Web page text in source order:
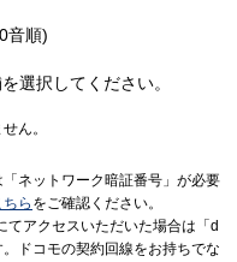
音順)
選択してください。
ん。
ネットワーク暗証番号」が必要
ちら をご確認ください。
アクセスいただいた場合は「d
ドコモの契約回線をお持ちでな